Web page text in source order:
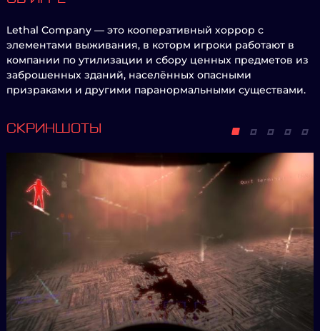
Lethal Company — это кооперативный хоррор с
элементами выживания, в которм игроки работают в
компании по утилизации и сбору ценных предметов из
заброшенных зданий, населённых опасными
призраками и другими паранормальными существами.
СКРИНШОТЫ